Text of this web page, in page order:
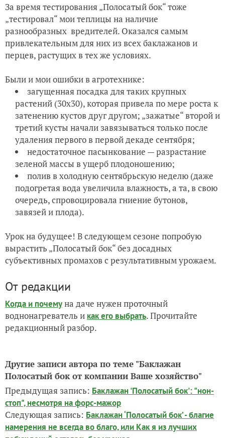
За время тестирования „Полосатый бок“ тоже
„тестировал“ мои теплицы на наличие
разнообразных вредителей. Оказался самым
привлекательным для них из всех баклажанов и
перцев, растущих в тех же условиях.
Были и мои ошибки в агротехнике:
загущенная посадка для таких крупных
растений (30х30), которая привела по мере роста к
затенению кустов друг другом; „зажатые“ второй и
третий кусты начали завязываться только после
удаления первого в первой декаде сентября;
недостаточное пасынкование — разрастание
зеленой массы в ущерб плодоношению;
полив в холодную сентябрьскую неделю (даже
подогретая вода увеличила влажность, а та, в свою
очередь, спровоцировала гниение бутонов,
завязей и плода).
Урок на будущее! В следующем сезоне попробую
вырастить „Полосатый бок“ без досадных
субъективных промахов с результативным урожаем.
От редакции
Когда и почемуна даче нужен проточный
воднонагреватель и как его выбрать. Прочитайте
редакционный разбор.
Другие записи автора по теме "Баклажан
Полосатый бок от компании Ваше хозяйство"
Предыдущая запись: Баклажан 'Полосатый бок': "нон-
стоп", несмотря на форс-мажор
Следующая запись: Баклажан ‘Полосатый бок’ - благие
намерения не всегда во благо, или Как я из лучших